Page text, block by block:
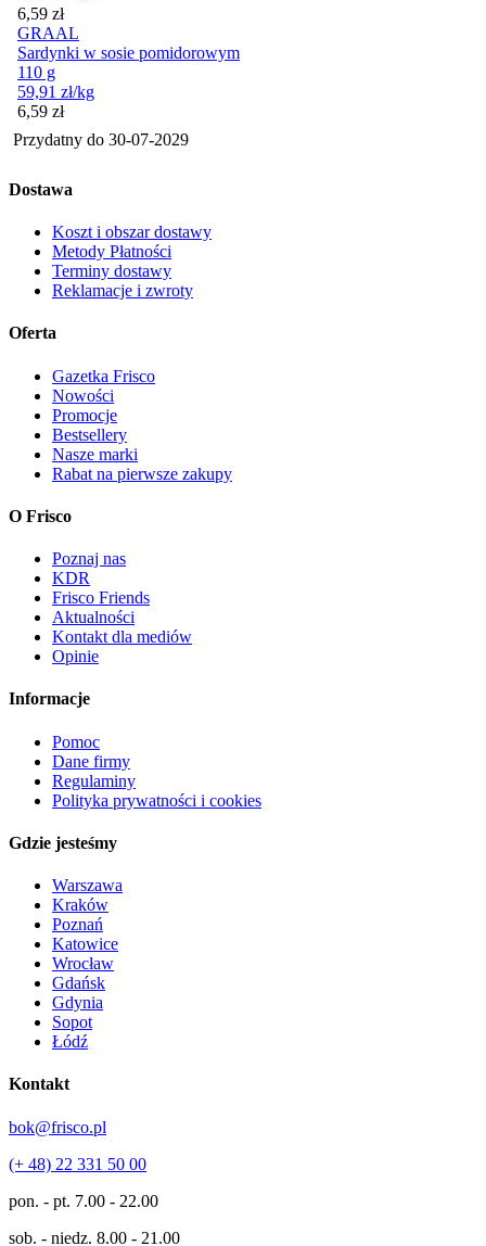
Cena
6,59 zł
GRAAL
Sardynki w sosie pomidorowym
110 g
59,91 zł/kg
Cena
6,59 zł
Przydatny do 30-07-2029
Dostawa
Koszt i obszar dostawy
Metody Płatności
Terminy dostawy
Reklamacje i zwroty
Oferta
Gazetka Frisco
Nowości
Promocje
Bestsellery
Nasze marki
Rabat na pierwsze zakupy
O Frisco
Poznaj nas
KDR
Frisco Friends
Aktualności
Kontakt dla mediów
Opinie
Informacje
Pomoc
Dane firmy
Regulaminy
Polityka prywatności i cookies
Gdzie jesteśmy
Warszawa
Kraków
Poznań
Katowice
Wrocław
Gdańsk
Gdynia
Sopot
Łódź
Kontakt
bok@frisco.pl
(+ 48) 22 331 50 00
pon. - pt. 7.00 - 22.00
sob. - niedz. 8.00 - 21.00